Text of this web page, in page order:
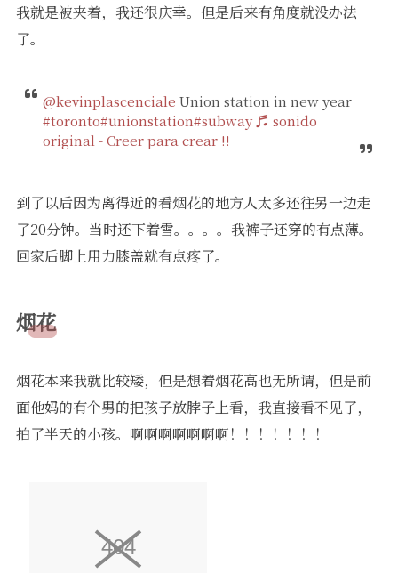
我就是被夹着，我还很庆幸。但是后来有角度就没办法
了。
@kevinplascenciale Union station in new year
#toronto#unionstation#subway ♬ sonido
original - Creer para crear !!
到了以后因为离得近的看烟花的地方人太多还往另一边走
了20分钟。当时还下着雪。。。。我裤子还穿的有点薄。
回家后脚上用力膝盖就有点疼了。
烟花
烟花本来我就比较矮，但是想着烟花高也无所谓，但是前
面他妈的有个男的把孩子放脖子上看，我直接看不见了，
拍了半天的小孩。啊啊啊啊啊啊啊！！！！！！！